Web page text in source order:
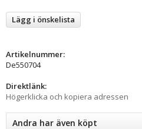
Lägg i önskelista
Artikelnummer:
De550704
Direktlänk:
Högerklicka och kopiera adressen
Andra har även köpt